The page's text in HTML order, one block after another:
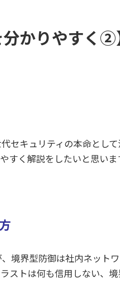
分かりやすく
セキュリティの本命として
すく解説をしたいと思いま
境界型防御は社内ネット
ストは何も信用しない、